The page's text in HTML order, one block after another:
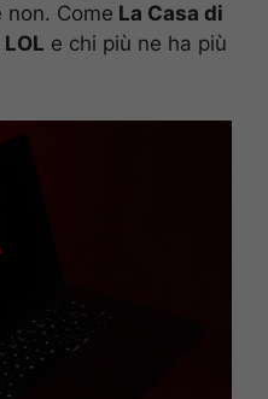
non. Come La Casa di
e chi più ne ha più